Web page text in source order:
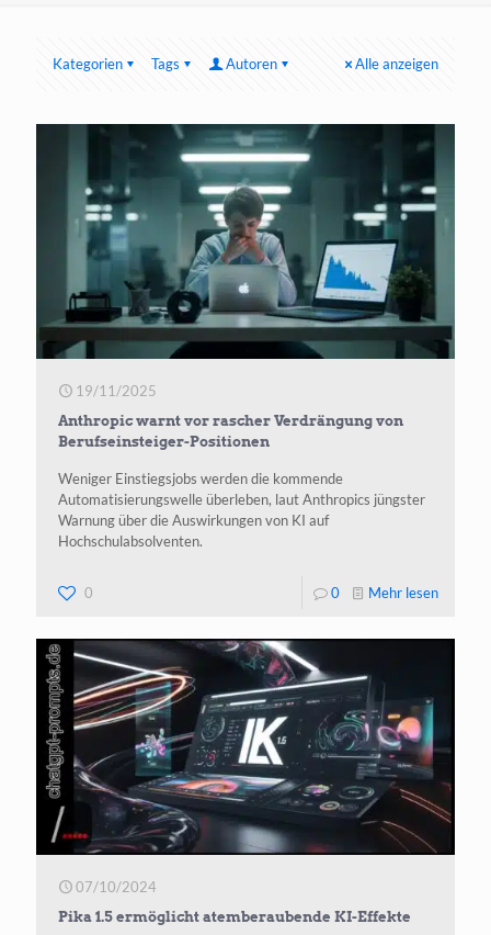
Kategorien Tags Autoren Alle anzeigen
19/11/2025
Anthropic warnt vor rascher Verdrängung von
Berufseinsteiger-Positionen
Weniger Einstiegsjobs werden die kommende
Automatisierungswelle überleben, laut Anthropics jüngster
Warnung über die Auswirkungen von KI auf
Hochschulabsolventen.
0 0 Mehr lesen-
von
07/10/2024
Pika 1.5 ermöglicht atemberaubende KI-Effekte